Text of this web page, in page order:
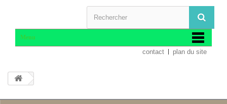
Menu
contact plan du site